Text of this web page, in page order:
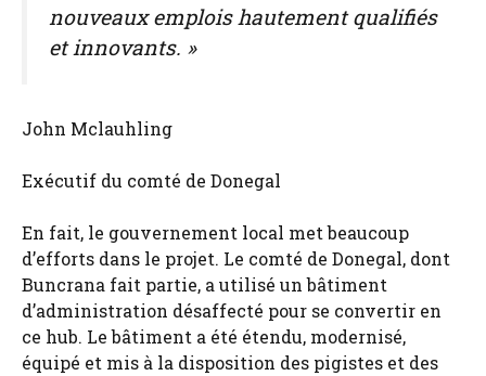
nouveaux emplois hautement qualifiés
et innovants. »
John Mclauhling
Exécutif du comté de Donegal
En fait, le gouvernement local met beaucoup
d’efforts dans le projet. Le comté de Donegal, dont
Buncrana fait partie, a utilisé un bâtiment
d’administration désaffecté pour se convertir en
ce hub. Le bâtiment a été étendu, modernisé,
équipé et mis à la disposition des pigistes et des